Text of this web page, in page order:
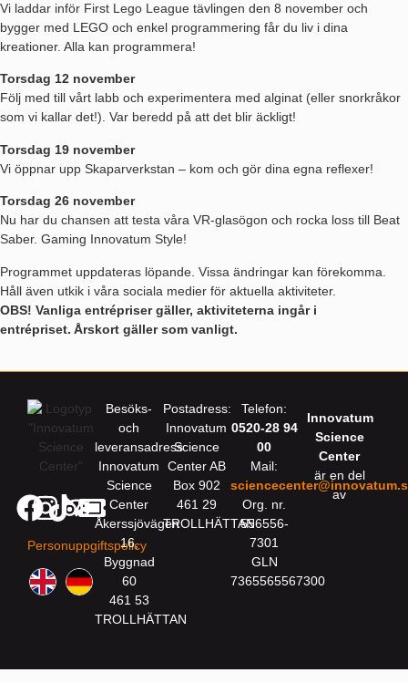
Vi laddar inför First Lego League tävlingen den 8 november och
bygger med LEGO och enkel programmering får du liv i dina
kreationer. Alla kan programmera!
Torsdag 12 november
Följ med till vårt labb och experimentera med alginat (eller snorkråkor
som vi kallar det!). Var beredd på att det blir äckligt!
Torsdag 19 november
Vi öppnar upp Skaparverkstan – kom och gör dina egna reflexer!
Torsdag 26 november
Nu har du chansen att testa våra VR-glasögon och rocka loss till Beat
Saber. Gaming Innovatum Style!
Programmet uppdateras löpande. Vissa ändringar kan förekomma.
Håll även utkik i våra sociala medier för aktuella aktiviteter.
OBS! Vanliga entrépriser gäller, aktiviteterna ingår i
entrépriset. Årskort gäller som vanligt.
Personuppgiftspolicy
Besöks-
och
leveransadress:
Innovatum
Science
Center
Åkerssjövägen
16,
Byggnad
60
461 53
TROLLHÄTTAN
Postadress:
Innovatum
Science
Center AB
Box 902
461 29
TROLLHÄTTAN
Telefon:
0520-28 94
00
Mail:
Org. nr.
556556-
7301
GLN
7365565567300
Innovatum
Science
Center
är en del
av